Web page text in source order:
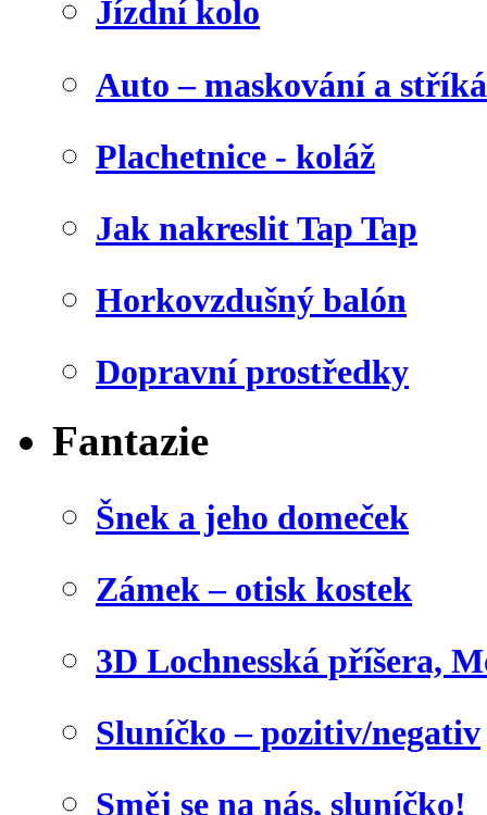
Jízdní kolo
Auto – maskování a
Plachetnice - koláž
Jak nakreslit Tap Tap
Horkovzdušný balón
Dopravní prostředky
Fantazie
Šnek a jeho domeček
Zámek – otisk kostek
3D Lochnesská příšera,
Sluníčko – pozitiv/negativ
Směj se na nás, sluníčko!